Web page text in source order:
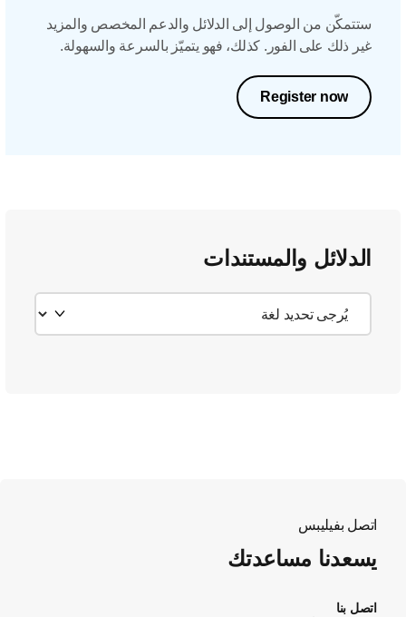
ستتمكّن من الوصول إلى الدلائل والدعم المخصص والمزيد
غير ذلك على الفور. كذلك، فهو يتميّز بالسرعة والسهولة.
Register now
الدلائل والمستندات
اتصل بفيليبس
يسعدنا مساعدتك
اتصل بنا